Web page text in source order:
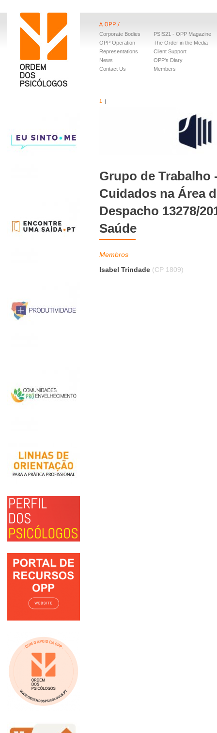
Corporate Bodies
OPP Operation
Representations
News
Contact Us
PSIS21 - OPP Magazine
The Order in the Media
Client Support
OPP's Diary
Members
1
Grupo de Trabalho
Cuidados na Área
Despacho 13278/
Saúde
Membros
Isabel Trindade (CP 1809)